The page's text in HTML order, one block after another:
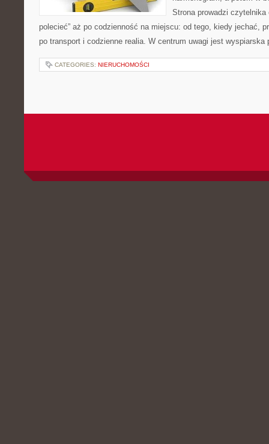
Strona prowadzi czytelnika
polecieć” aż po codzienność na miejscu: od tego, kiedy jechać,
po transport i codzienne realia. W centrum uwagi jest wyspiarska
CATEGORIES: NIERUCHOMOŚCI